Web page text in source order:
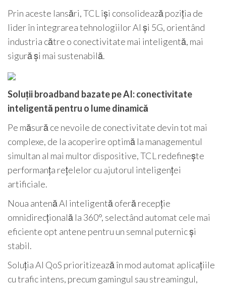
Prin aceste lansări, TCL își consolidează poziția de
lider în integrarea tehnologiilor AI și 5G, orientând
industria către o conectivitate mai inteligentă, mai
sigură și mai sustenabilă.
Soluții broadband bazate pe AI: conectivitate
inteligentă pentru o lume dinamică
Pe măsură ce nevoile de conectivitate devin tot mai
complexe, de la acoperire optimă la managementul
simultan al mai multor dispositive, TCL redefinește
performanța rețelelor cu ajutorul inteligenței
artificiale.
Noua antenă AI inteligentă oferă recepție
omnidirecțională la 360°, selectând automat cele mai
eficiente opt antene pentru un semnal puternic și
stabil.
Soluția AI QoS prioritizează în mod automat aplicațiile
cu trafic intens, precum gamingul sau streamingul,